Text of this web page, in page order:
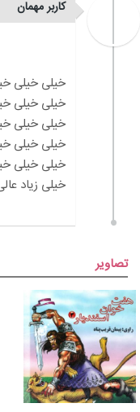
کاربر مهمان
خیلی خیلی
خیلی خیلی
خیلی خیلی
خیلی خیلی
خیلی خیلی
تصاویر